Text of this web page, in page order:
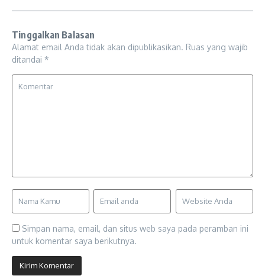
Tinggalkan Balasan
Alamat email Anda tidak akan dipublikasikan. Ruas yang wajib
ditandai *
Simpan nama, email, dan situs web saya pada peramban ini
untuk komentar saya berikutnya.